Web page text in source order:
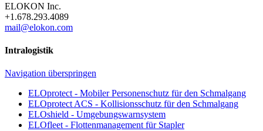
ELOKON Inc.
+1.678.293.4089
mail@elokon.com
Intralogistik
Navigation überspringen
ELOprotect - Mobiler Personenschutz für den Schmalgang
ELOprotect ACS - Kollisionsschutz für den Schmalgang
ELOshield - Umgebungswarnsystem
ELOfleet - Flottenmanagement für Stapler